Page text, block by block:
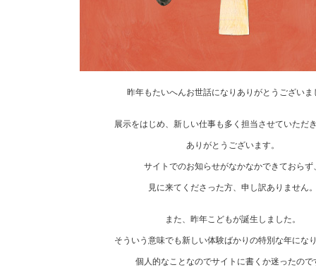
昨年もたいへんお世話になりありがとうございま
展示をはじめ、新しい仕事も多く担当させていただ
ありがとうございます。
サイトでのお知らせがなかなかできておらず
見に来てくださった方、申し訳ありません
また、昨年こどもが誕生しました。
そういう意味でも新しい体験ばかりの特別な年にな
個人的なことなのでサイトに書くか迷ったので